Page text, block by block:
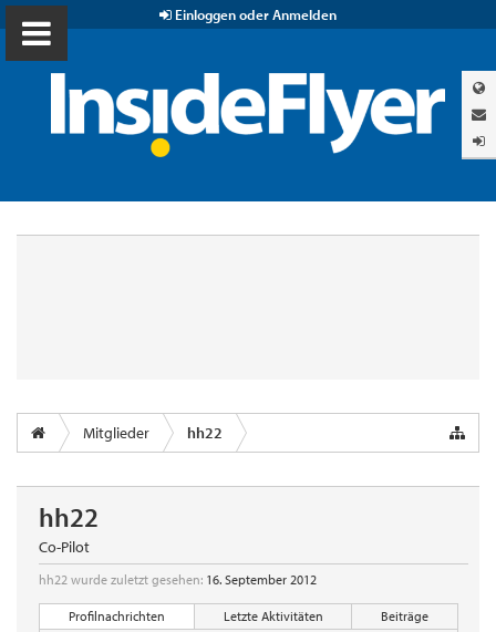
Einloggen oder Anmelden
Mitglieder hh22
hh22
Co-Pilot
hh22 wurde zuletzt gesehen: 16. September 2012
Profilnachrichten Letzte Aktivitäten
Beiträge